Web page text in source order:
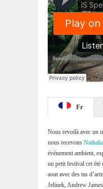
Fr
Nous revoilà avec un
nous recevons Nathalia
événement ambient,
un petit festival cet
aout avec des tas
Jelinek, Andrew